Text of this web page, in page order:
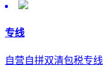
专线
自营自拼双清包税专线